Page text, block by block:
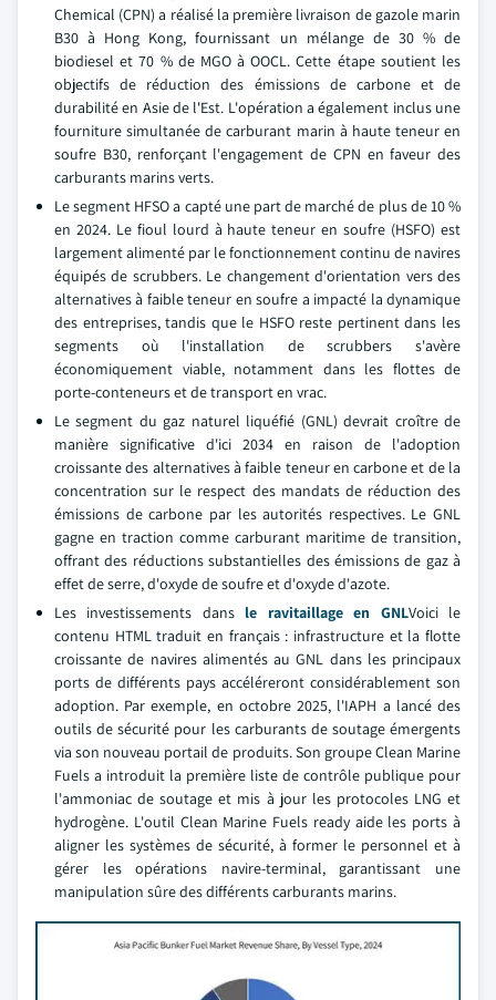
Chemical (CPN) a réalisé la première livraison de gazole marin
B30 à Hong Kong, fournissant un mélange de 30 % de
biodiesel et 70 % de MGO à OOCL. Cette étape soutient les
objectifs de réduction des émissions de carbone et de
durabilité en Asie de l'Est. L'opération a également inclus une
fourniture simultanée de carburant marin à haute teneur en
soufre B30, renforçant l'engagement de CPN en faveur des
carburants marins verts.
Le segment HFSO a capté une part de marché de plus de 10 %
en 2024. Le fioul lourd à haute teneur en soufre (HSFO) est
largement alimenté par le fonctionnement continu de navires
équipés de scrubbers. Le changement d'orientation vers des
alternatives à faible teneur en soufre a impacté la dynamique
des entreprises, tandis que le HSFO reste pertinent dans les
segments où l'installation de scrubbers s'avère
économiquement viable, notamment dans les flottes de
porte-conteneurs et de transport en vrac.
Le segment du gaz naturel liquéfié (GNL) devrait croître de
manière significative d'ici 2034 en raison de l'adoption
croissante des alternatives à faible teneur en carbone et de la
concentration sur le respect des mandats de réduction des
émissions de carbone par les autorités respectives. Le GNL
gagne en traction comme carburant maritime de transition,
offrant des réductions substantielles des émissions de gaz à
effet de serre, d'oxyde de soufre et d'oxyde d'azote.
Les investissements dans le ravitaillage en GNLVoici le
contenu HTML traduit en français : infrastructure et la flotte
croissante de navires alimentés au GNL dans les principaux
ports de différents pays accéléreront considérablement son
adoption. Par exemple, en octobre 2025, l'IAPH a lancé des
outils de sécurité pour les carburants de soutage émergents
via son nouveau portail de produits. Son groupe Clean Marine
Fuels a introduit la première liste de contrôle publique pour
l'ammoniac de soutage et mis à jour les protocoles LNG et
hydrogène. L'outil Clean Marine Fuels ready aide les ports à
aligner les systèmes de sécurité, à former le personnel et à
gérer les opérations navire-terminal, garantissant une
manipulation sûre des différents carburants marins.